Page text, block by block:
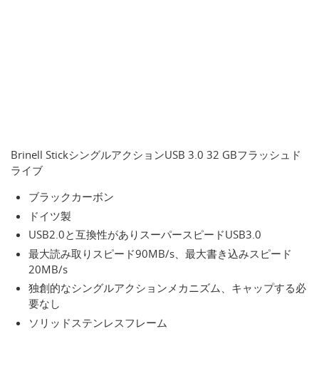
Brinell StickシングルアクションUSB 3.0 32 GBフラッシュド
ライブ
ブラックカーボン
ドイツ製
USB2.0と互換性がありスーパースピードUSB3.0
最大読み取りスピード90MB/s、最大書き込みスピード
20MB/s
独創的なシングルアクションメカニズム、キャップする必
要なし
ソリッドステンレスフレーム